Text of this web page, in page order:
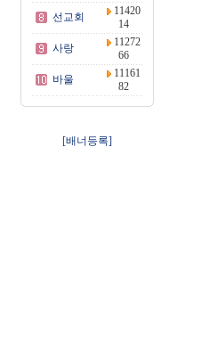
선교회
11420
14
사랑
11272
66
바울
11161
82
[배너등록]